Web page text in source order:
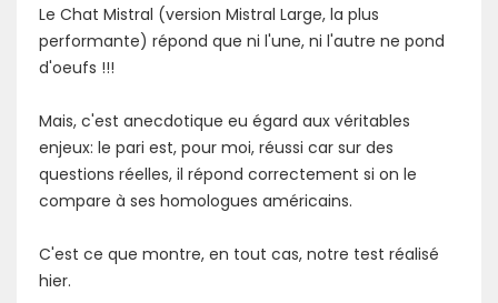
Le Chat Mistral (version Mistral Large, la plus
performante) répond que ni l'une, ni l'autre ne pond
d'oeufs !!!
Mais, c'est anecdotique eu égard aux véritables
enjeux: le pari est, pour moi, réussi car sur des
questions réelles, il répond correctement si on le
compare à ses homologues américains.
C'est ce que montre, en tout cas, notre test réalisé
hier.